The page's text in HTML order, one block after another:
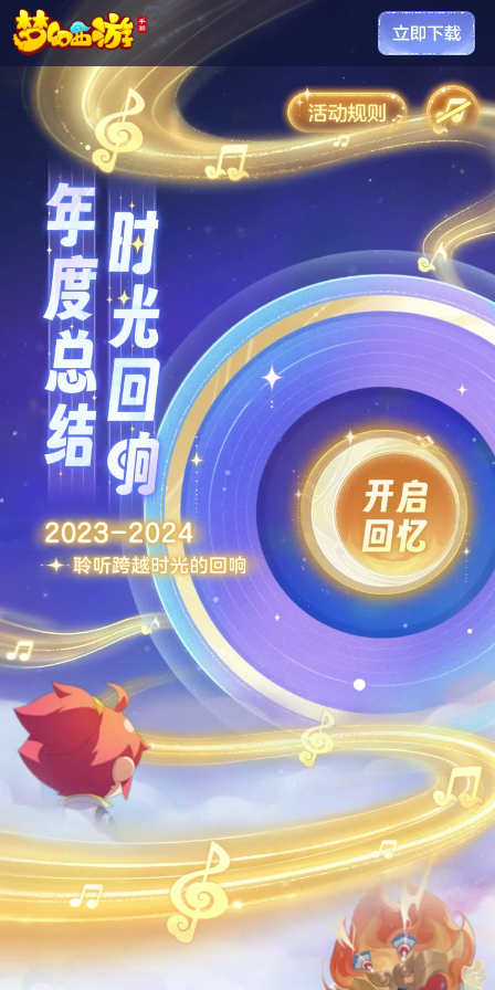
玩家昵称
请查收你的年度回顾报告
我和梦幻的回忆已有
天
三界同行，久伴长相守
未来，我们也将逐梦无界，
钟馗认证技师
累计抓鬼9999次
时装收集大师